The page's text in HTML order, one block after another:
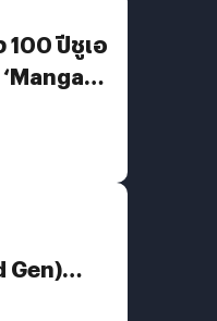
100 ปีชูเอ
Gen)